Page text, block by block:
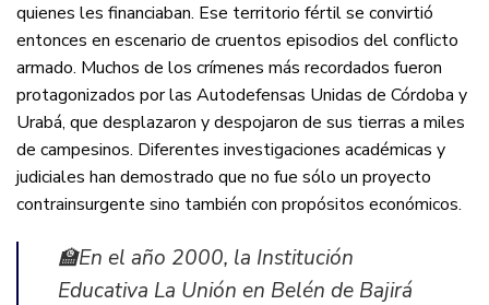
quienes les financiaban. Ese territorio fértil se convirtió
entonces en escenario de cruentos episodios del conflicto
armado. Muchos de los crímenes más recordados fueron
protagonizados por las Autodefensas Unidas de Córdoba y
Urabá, que desplazaron y despojaron de sus tierras a miles
de campesinos. Diferentes investigaciones académicas y
judiciales han demostrado que no fue sólo un proyecto
contrainsurgente sino también con propósitos económicos.
🏫En el año 2000, la Institución
Educativa La Unión en Belén de Bajirá